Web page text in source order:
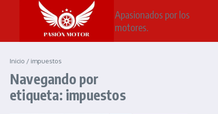
Saltar al contenido
Apasionados por los
motores.
Inicio / impuestos
Navegando por
etiqueta: impuestos